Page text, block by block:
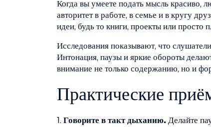
Когда вы умеете подать мысль
авторитет в работе, в семье и в кругу
идеи, будь то книги, проекты или просто
Исследования показывают, что
Интонация, паузы и яркие обороты
внимание не только содержанию, но и
Практические
1. Говорите в такт дыханию. Делайте